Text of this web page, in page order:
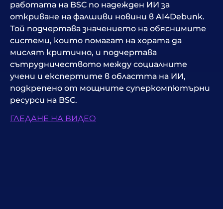
работата на BSC по надежден ИИ за
откриване на фалшиви новини в AI4Debunk.
Той подчертава значението на обяснимите
системи, които помагат на хората да
мислят критично, и подчертава
сътрудничеството между социалните
учени и експертите в областта на ИИ,
подкрепено от мощните суперкомпютърни
ресурси на BSC.
ГЛЕДАНЕ НА ВИДЕО